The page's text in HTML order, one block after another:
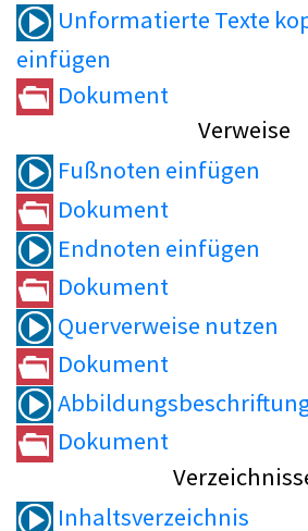
Unformatierte Texte
einfügen
Dokument
Verweise
Fußnoten einfügen
Dokument
Endnoten einfügen
Dokument
Querverweise nutzen
Dokument
Dokument
Inhaltsverzeichnis